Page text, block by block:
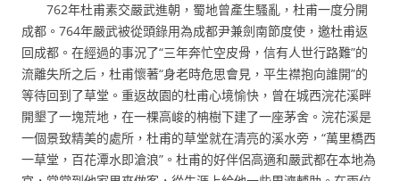
762年杜甫素交嚴武進朝，蜀地曾產生騷亂，杜甫一度分開
成都。764年嚴武被從頭錄用為成都尹兼劍南節度使，邀杜甫返
回成都。在經過的事況了“三年奔忙空皮骨，信有人世行路難”的
流離失所之后，杜甫懷著“身老時危思會見，平生襟抱向誰開”的
等待回到了草堂。重返故園的杜甫心境愉快，曾在城西浣花溪畔
開墾了一塊荒地，在一棵高峻的柟樹下建了一座茅舍。浣花溪是
一個景致精美的處所，杜甫的草堂就在清亮的溪水旁，“萬里橋西
一草堂，百花潭水即滄浪”。杜甫的好伴侶高適和嚴武都在本地為